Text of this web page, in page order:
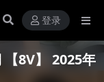
登录
8V】 2025年